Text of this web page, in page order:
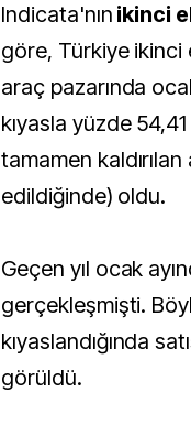
Indicata'nın ikinci
göre, Türkiye
araç pazarında
kıyasla yüzde
tamamen
edildiğinde) oldu.
Geçen yıl ocak
gerçekleşmişti.
kıyaslandığında
görüldü.